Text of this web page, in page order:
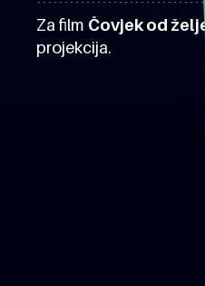
Za film Čovjek od
projekcija.